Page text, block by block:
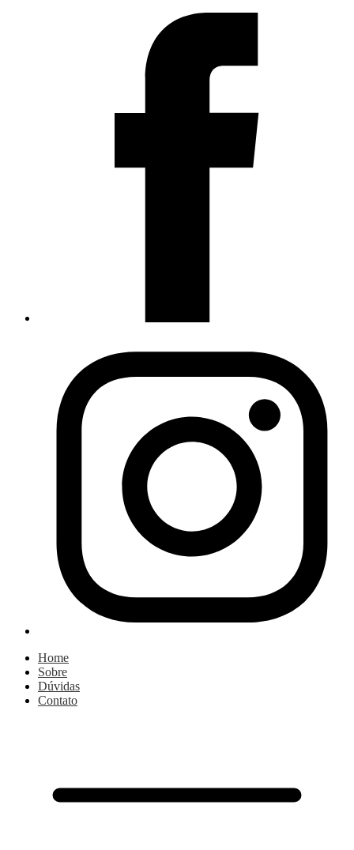
Home
Sobre
Dúvidas
Contato